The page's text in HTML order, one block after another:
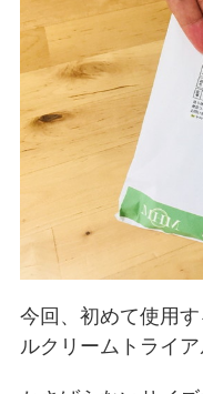
今回、初めて使用
ルクリームトライ